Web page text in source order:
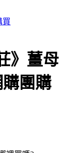
買
》薑母
團購